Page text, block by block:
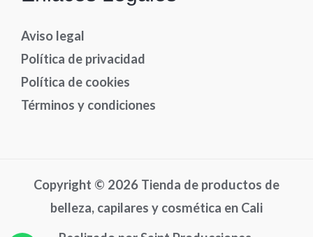
Aviso legal
Política de privacidad
Política de cookies
Términos y condiciones
Copyright © 2026 Tienda de productos de
belleza, capilares y cosmética en Cali